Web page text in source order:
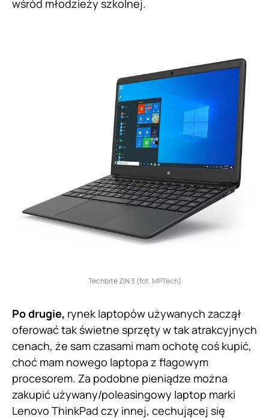
wśród młodzieży szkolnej.
Techbite ZIN 3 (fot. MPTech)
Po drugie, rynek laptopów używanych zaczął
oferować tak świetne sprzęty w tak atrakcyjnych
cenach, że sam czasami mam ochotę coś kupić,
choć mam nowego laptopa z flagowym
procesorem. Za podobne pieniądze można
zakupić używany/poleasingowy laptop marki
Lenovo ThinkPad czy innej, cechującej się